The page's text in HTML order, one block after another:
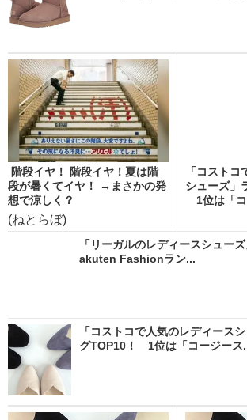
階段イヤ！ 階段イヤ！夏は階
段が暑くてイヤ！ →まさかの発
想で涼しく？
(ねとらぼ)
「コスト
シューズ」
1位は「
「リーガルのレディースシュー
akuten Fashionラン...
「コストコで人気のレディース
グTOP10！ 1位は「コージース